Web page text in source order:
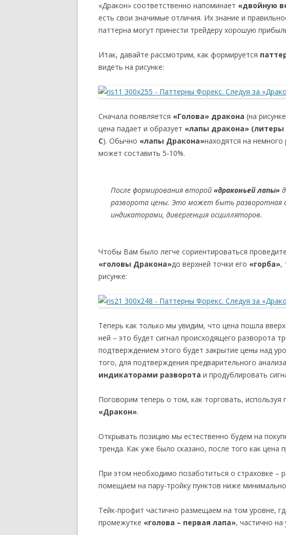
«Дракон» соответственно напоминает «двойную
есть свои значимые отличия. Их знание и
паттерна могут принести трейдеру хорошую
Итак, давайте рассмотрим, как формируется
видеть на рисунке:
Сначала появляется «Голова» дракона (на
цена падает и образует «лапы дракона» (литеры
C). Обычно «лапы Дракона»находятся на немного
может составить 5-10%.
После формирования второй «драконьей лапы»
разворота цены. Это может быть разворотная
индикаторами, дивергенция осцилляторов.
Чтобы Вам было легче сориентироваться
«головы Дракона»до верхней точки его «горба»,
рисунке:
Теперь как только мы увидим, что цена пошла
ней – это будет сигнал происходящего разворота
подтверждением этого будет закрытие цены над
того, для подтверждения предварительного
индикаторами разворота и продублировать
Поговорим теперь о том, как торговать, используя
«Дракон».
Открывать позицию мы естественно будем на
тренда. Как уже было сказано, после того как цена
При этом необходимо позаботиться о страховке –
помещаем на пару-тройку пунктов ниже
Тейк-профит частично размещаем на том уровне,
промежутке «голова – первая лапа», частично на